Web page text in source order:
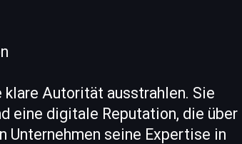
klare Autorität ausstrahlen. Sie
eine digitale Reputation, die über
seine Expertise in